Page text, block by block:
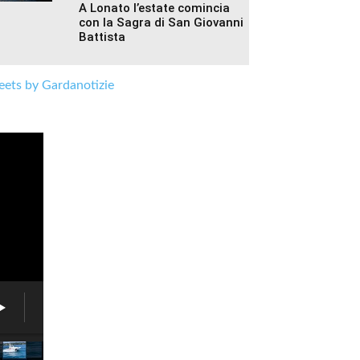
A Lonato l’estate comincia
con la Sagra di San Giovanni
Battista
by Gardanotizie